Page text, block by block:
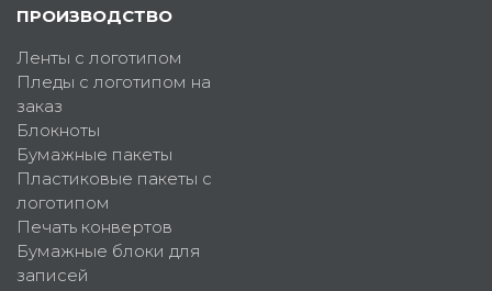
ПРОИЗВОДСТВО
Ленты с логотипом
Пледы с логотипом на
заказ
Блокноты
Бумажные пакеты
Пластиковые пакеты с
логотипом
Печать конвертов
Бумажные блоки для
записей